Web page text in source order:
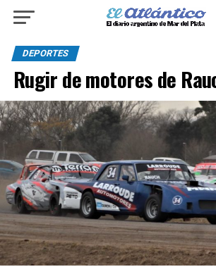
DEPORTES
Rugir de motores de